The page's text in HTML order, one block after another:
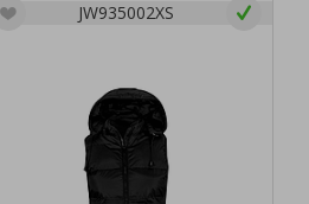
JW935002XS